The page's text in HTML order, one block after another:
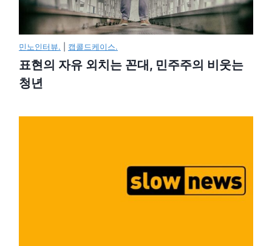
민노인터뷰. 캡콜드케이스.
표현의 자유 외치는 꼰대, 민주주의 비웃는
청년